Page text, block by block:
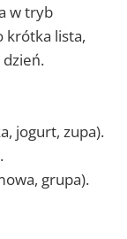
w tryb
krótka lista,
jogurt, zupa).
grupa).